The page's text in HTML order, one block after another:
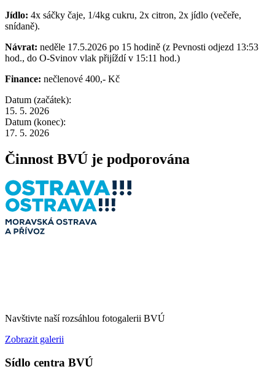
Jídlo: 4x sáčky čaje, 1/4kg cukru, 2x citron, 2x jídlo (večeře,
snídaně).
Návrat: neděle 17.5.2026 po 15 hodině (z Pevnosti odjezd 13:53
hod., do O-Svinov vlak přijíždí v 15:11 hod.)
Finance: nečlenové 400,- Kč
Datum (začátek):
15. 5. 2026
Datum (konec):
17. 5. 2026
Činnost BVÚ je podporována
Navštivte naší rozsáhlou fotogalerii BVÚ
Zobrazit galerii
Sídlo centra BVÚ